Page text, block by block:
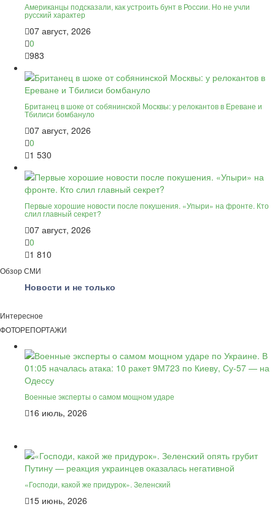
Американцы подсказали, как устроить бунт в России. Но не учли
русский характер
07 август, 2026
0
983
Британец в шоке от собянинской Москвы: у релокантов в Ереване и
Тбилиси бомбануло
07 август, 2026
0
1 530
Первые хорошие новости после покушения. «Упыри» на фронте. Кто
слил главный секрет?
07 август, 2026
0
1 810
Обзор СМИ
Новости и не только
Интересное
ФОТОРЕПОРТАЖИ
Военные эксперты о самом мощном ударе
16 июль, 2026
«Господи, какой же придурок». Зеленский
15 июнь, 2026